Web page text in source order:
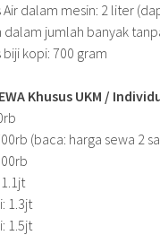
Air dalam mesin: 2 liter
dalam jumlah banyak
biji kopi: 700 gram
Khusus UKM /
(baca: harga sewa 2
1.3jt
1.5jt